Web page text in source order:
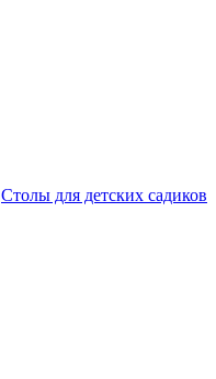
Столы для детских садиков